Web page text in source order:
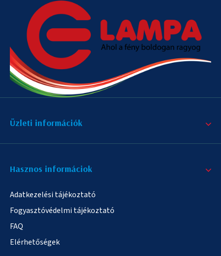
Üzleti információk
Hasznos informáciok
Adatkezelési tájékoztató
Fogyasztóvédelmi tájékoztató
FAQ
Elérhetőségek